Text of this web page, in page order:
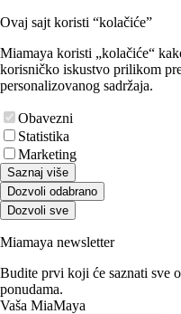
Ovaj sajt koristi “kolačiće”
Miamaya koristi „kolačiće“
korisničko iskustvo prilikom
personalizovanog sadržaja.
Obavezni
Statistika
Marketing
Saznaj više
Dozvoli odabrano
Dozvoli sve
Miamaya newsletter
Budite prvi koji će saznati sve
ponudama.
Vaša MiaMaya